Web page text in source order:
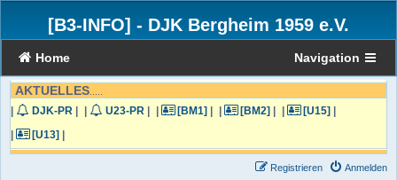
[B3-INFO] - DJK Bergheim 1959 e.V.
Home Navigation
AKTUELLES
DJK-PR U23-PR [BM1] [BM2] [U15]
[U13]
Anmelden
Registrieren